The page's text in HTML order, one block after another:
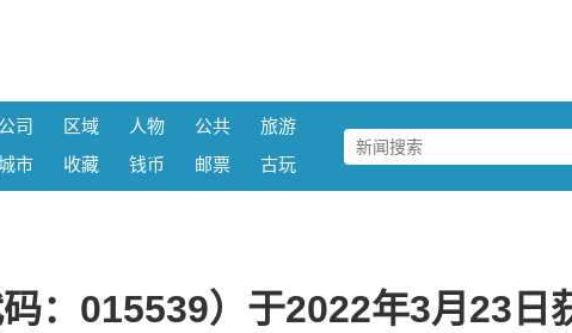
公司 区域 人物 公共
旅游
市 收藏 钱币 邮票 古玩
：015539）于2022年3月23日